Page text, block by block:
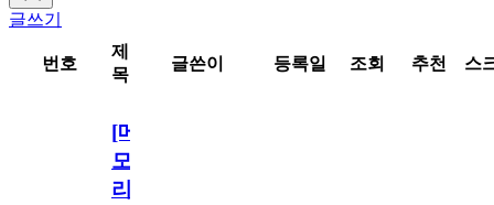
글쓰기
번호
제
목
글쓴이 등록일 조회 추천 스
[메
모
리